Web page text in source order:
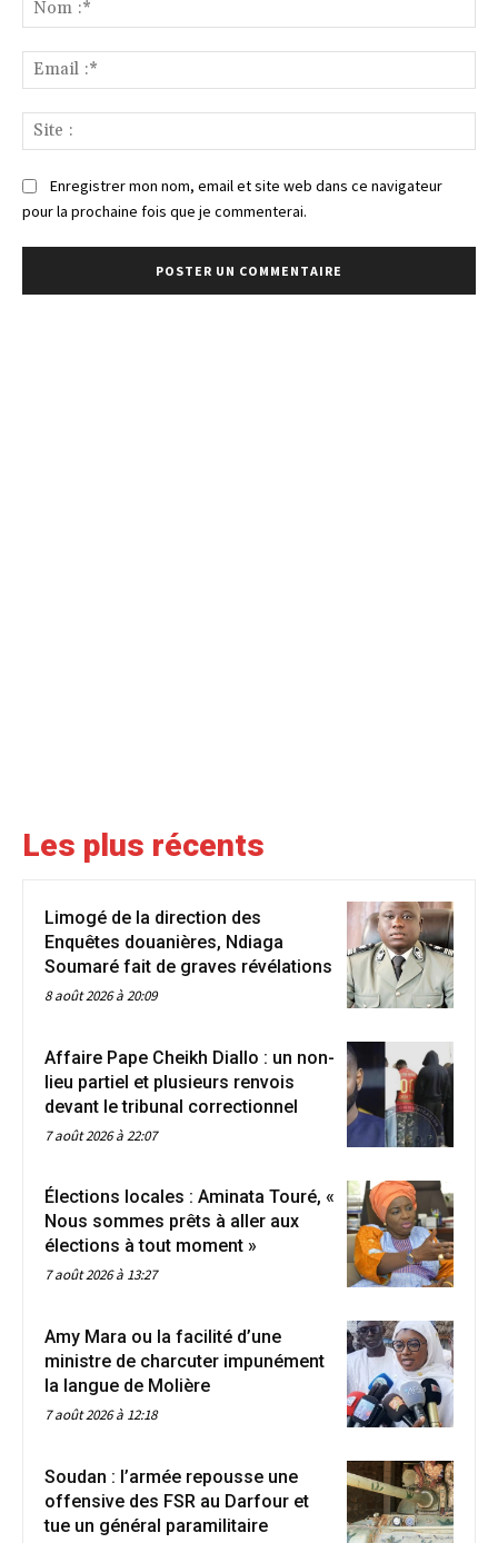
:*
:*
:
Enregistrer mon nom, email et site web dans ce navigateur
pour la prochaine fois que je commenterai.
Les plus récents
Limogé de la direction des
Enquêtes douanières, Ndiaga
Soumaré fait de graves révélations
8 août 2026 à 20:09
Affaire Pape Cheikh Diallo : un non-
lieu partiel et plusieurs renvois
devant le tribunal correctionnel
7 août 2026 à 22:07
Élections locales : Aminata Touré, «
Nous sommes prêts à aller aux
élections à tout moment »
7 août 2026 à 13:27
Amy Mara ou la facilité d’une
ministre de charcuter impunément
la langue de Molière
7 août 2026 à 12:18
Soudan : l’armée repousse une
offensive des FSR au Darfour et
tue un général paramilitaire